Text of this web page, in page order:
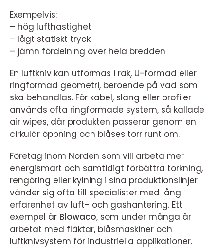
Exempelvis:
– hög lufthastighet
– lågt statiskt tryck
– jämn fördelning över hela bredden
En luftkniv kan utformas i rak, U-formad eller
ringformad geometri, beroende på vad som
ska behandlas. För kabel, slang eller profiler
används ofta ringformade system, så kallade
air wipes, där produkten passerar genom en
cirkulär öppning och blåses torr runt om.
Företag inom Norden som vill arbeta mer
energismart och samtidigt förbättra torkning,
rengöring eller kylning i sina produktionslinjer
vänder sig ofta till specialister med lång
erfarenhet av luft- och gashantering. Ett
exempel är Blowaco, som under många år
arbetat med fläktar, blåsmaskiner och
luftknivsystem för industriella applikationer.